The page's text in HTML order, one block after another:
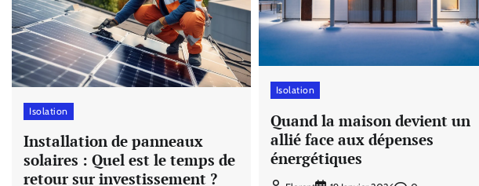
Isolation
Installation de panneaux
solaires : Quel est le temps de
retour sur investissement ?
Isolation
Quand la maison devient un
allié face aux dépenses
énergétiques